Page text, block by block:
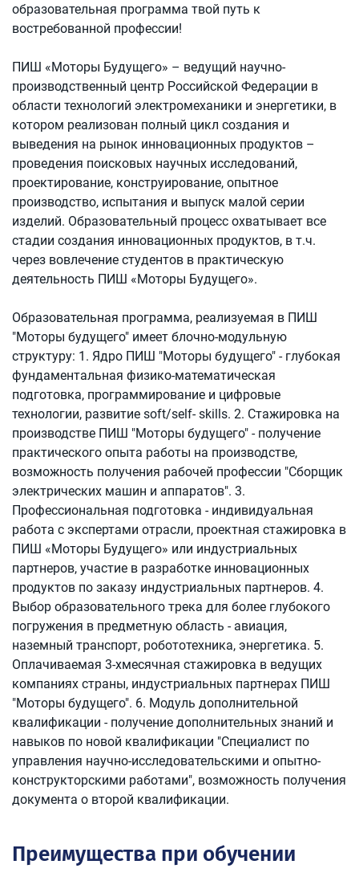
образовательная программа твой путь к
востребованной профессии!
ПИШ «Моторы Будущего» – ведущий научно-
производственный центр Российской Федерации в
области технологий электромеханики и энергетики, в
котором реализован полный цикл создания и
выведения на рынок инновационных продуктов –
проведения поисковых научных исследований,
проектирование, конструирование, опытное
производство, испытания и выпуск малой серии
изделий. Образовательный процесс охватывает все
стадии создания инновационных продуктов, в т.ч.
через вовлечение студентов в практическую
деятельность ПИШ «Моторы Будущего».
Образовательная программа, реализуемая в ПИШ
"Моторы будущего" имеет блочно-модульную
структуру: 1. Ядро ПИШ "Моторы будущего" - глубокая
фундаментальная физико-математическая
подготовка, программирование и цифровые
технологии, развитие soft/self- skills. 2. Стажировка на
производстве ПИШ "Моторы будущего" - получение
практического опыта работы на производстве,
возможность получения рабочей профессии "Сборщик
электрических машин и аппаратов". 3.
Профессиональная подготовка - индивидуальная
работа с экспертами отрасли, проектная стажировка в
ПИШ «Моторы Будущего» или индустриальных
партнеров, участие в разработке инновационных
продуктов по заказу индустриальных партнеров. 4.
Выбор образовательного трека для более глубокого
погружения в предметную область - авиация,
наземный транспорт, робототехника, энергетика. 5.
Оплачиваемая 3-хмесячная стажировка в ведущих
компаниях страны, индустриальных партнерах ПИШ
"Моторы будущего". 6. Модуль дополнительной
квалификации - получение дополнительных знаний и
навыков по новой квалификации "Специалист по
управления научно-исследовательскими и опытно-
конструкторскими работами", возможность получения
документа о второй квалификации.
Преимущества при обучении